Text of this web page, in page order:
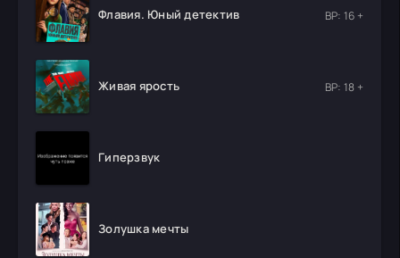
Флавия. Юный детектив ВР: 16 +
Живая ярость ВР: 18 +
Гиперзвук
Золушка мечты